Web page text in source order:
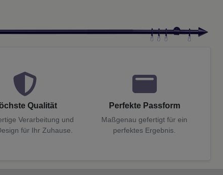
Qualität
Verarbeitung und
für Ihr Zuhause.
Perfekte Passform
Maßgenau gefertigt für ein
perfektes Ergebnis.